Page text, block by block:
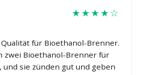
★★★★☆
für Bioethanol-Brenner.
zwei Bioethanol-Brenner für
und sie zünden gut und geben